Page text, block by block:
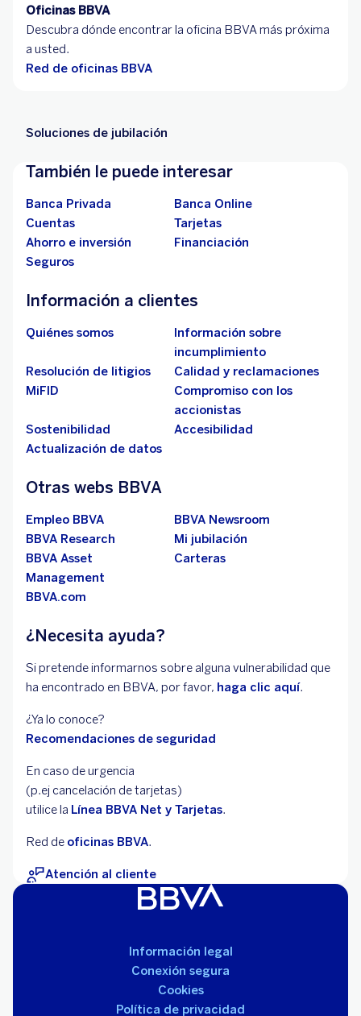
Oficinas BBVA
Descubra dónde encontrar la oficina BBVA más próxima
a usted.
Red de oficinas BBVA
Soluciones de jubilación
También le puede interesar
Banca Privada
Banca Online
Cuentas
Tarjetas
Ahorro e inversión
Financiación
Seguros
Información a clientes
Quiénes somos
Información sobre
incumplimiento
Resolución de litigios
Calidad y reclamaciones
MiFID
Compromiso con los
accionistas
Sostenibilidad
Accesibilidad
Actualización de datos
Otras webs BBVA
Empleo BBVA
BBVA Newsroom
BBVA Research
Mi jubilación
BBVA Asset
Management
Carteras
BBVA.com
¿Necesita ayuda?
Si pretende informarnos sobre alguna vulnerabilidad que
ha encontrado en BBVA, por favor, haga clic aquí.
¿Ya lo conoce?
Recomendaciones de seguridad
En caso de urgencia
(p.ej cancelación detarjetas)
utilice la Línea BBVA Net y Tarjetas.
Red de oficinas BBVA.
Atención al cliente
Información legal
Conexión segura
Cookies
Política de privacidad